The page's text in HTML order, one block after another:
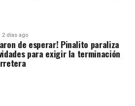
2 días ago
de esperar! Pinalito paraliza
para exigir la terminación